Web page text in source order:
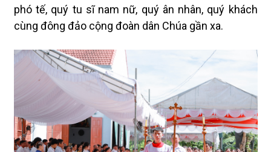
phó tế, quý tu sĩ nam nữ, quý ân nhân, quý khách
cùng đông đảo cộng đoàn dân Chúa gần xa.